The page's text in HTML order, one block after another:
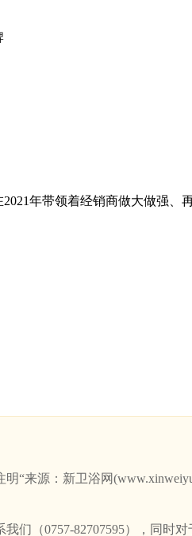
年带领着经销商做大做强、
“来源：新卫浴网
们（0757-82707595），同时